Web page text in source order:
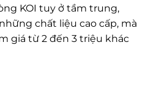
KOI tuy ở tầm trung,
chất liệu cao cấp, mà
giá từ 2 đến 3 triệu khác